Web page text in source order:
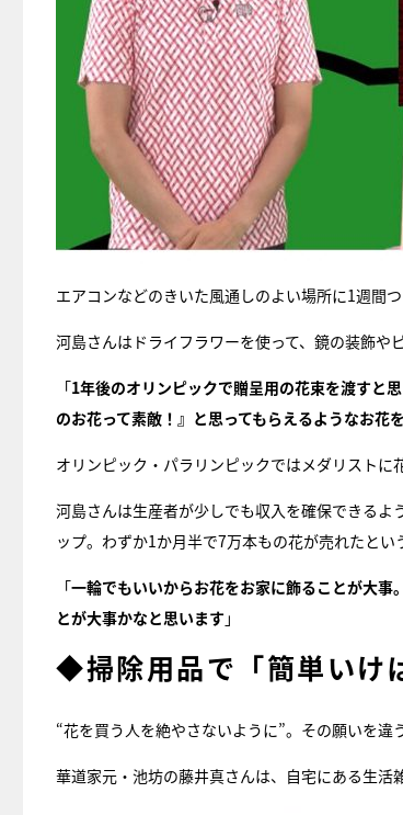
エアコンなどのきいた風通しのよい場所に1週間
河島さんはドライフラワーを使って、鏡の装飾や
「1年後のオリンピックで贈呈用の花束を渡すと
のお花って素敵！』と思ってもらえるようなお花
オリンピック・パラリンピックではメダリストに
河島さんは生産者が少しでも収入を確保できる
ップ。わずか1か月半で7万本もの花が売れたとい
「一輪でもいいからお花をお家に飾ることが大事
とが大事かなと思います 」
◆掃除用品で「簡単いけ
“花を買う人を絶やさないように”。その願いを違
華道家元・池坊の藤井真さんは、自宅にある生活